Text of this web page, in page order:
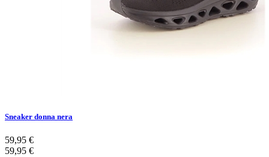
Sneaker donna nera
59,95 €
59,95 €